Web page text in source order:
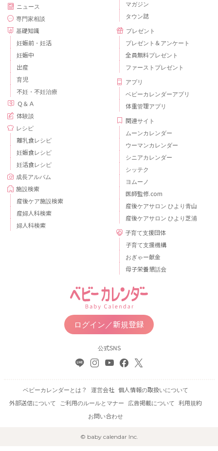
ニュース
専門家相談
基礎知識
妊娠前・妊活
妊娠中
出産
育児
不妊・不妊治療
Ｑ＆Ａ
体験談
レシピ
離乳食レシピ
妊娠食レシピ
妊活食レシピ
成長アルバム
施設検索
産後ケア施設検索
産婦人科検索
婦人科検索
マガジン
タウン誌
プレゼント
プレゼント＆アンケート
全員無料プレゼント
ファーストプレゼント
アプリ
ベビーカレンダーアプリ
体重管理アプリ
関連サイト
ムーンカレンダー
ウーマンカレンダー
シニアカレンダー
シッテク
ヨムーノ
医師監修.com
産後ケアサロン ひより青山
産後ケアサロン ひより芝浦
子育て支援団体
子育て支援機構
おぎゃー献金
母子栄養懇話会
ログイン／新規登録
公式SNS
ベビーカレンダーとは？ 運営会社
個人情報の取扱いについて
外部送信について
ご利用のルールとマナー 広告掲載について
利用規約
お問い合わせ
© baby calendar Inc.